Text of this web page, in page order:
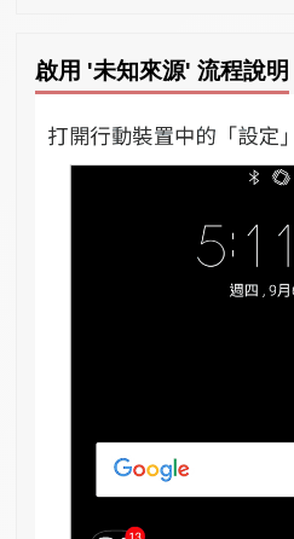
啟用 '未知來源' 流程說明